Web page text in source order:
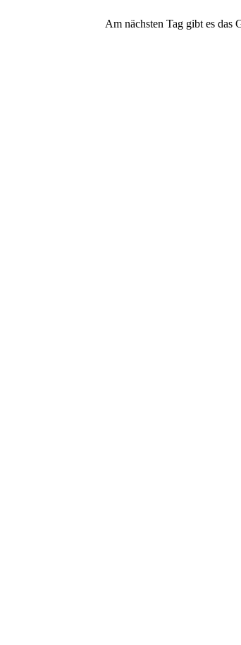
Am nächsten Tag gibt es das